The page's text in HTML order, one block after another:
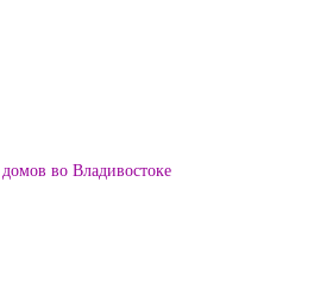
во Владивостоке